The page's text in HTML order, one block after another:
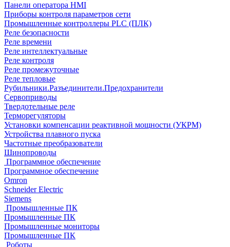
Панели оператора HMI
Приборы контроля параметров сети
Промышленные контроллеры PLC (ПЛК)
Реле безопасности
Реле времени
Реле интеллектуальные
Реле контроля
Реле промежуточные
Реле тепловые
Рубильники.Разъединители.Предохранители
Сервоприводы
Твердотельные реле
Терморегуляторы
Установки компенсации реактивной мощности (УКРМ)
Устройства плавного пуска
Частотные преобразователи
Шинопроводы
Программное обеспечение
Программное обеспечение
Omron
Schneider Electric
Siemens
Промышленные ПК
Промышленные ПК
Промышленные мониторы
Промышленные ПК
Роботы